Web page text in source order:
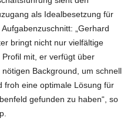
als Idealbesetzung für
Aufgabenzuschnitt: „Gerhard
bringt nicht nur vielfältige
mit, er verfügt über
Background, um schnell
froh eine optimale Lösung für
gefunden zu haben“, so